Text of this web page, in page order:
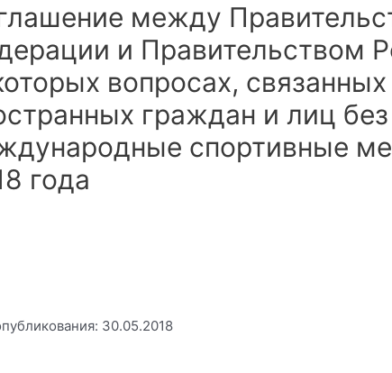
между
и Правительством
вопросах,
граждан и лиц
спортивные
года
30.05.2018